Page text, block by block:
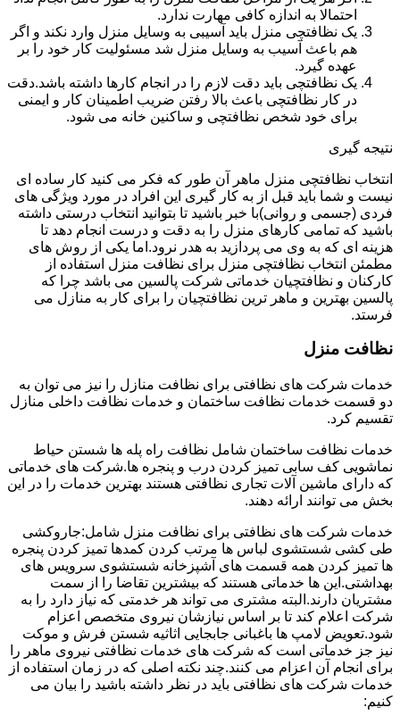
احتمالا به اندازه کافی مهارت ندارد.
یک نظافتچی منزل باید آسیبی به وسایل منزل وارد نکند و اگر
هم باعث آسیب به وسایل منزل شد مسئولیت کار خود را بر
عهده گیرد.
یک نظافتچی باید دقت لازم را در انجام کارها داشته باشد.دقت
در کار نظافتچی باعث بالا رفتن ضریب اطمینان کار و ایمنی
برای خود شخص نظافتچی و ساکنین خانه می شود.
نتیجه گیری
انتخاب نظافتچی منزل ماهر آن طور که فکر می کنید کار ساده ای
نیست و شما باید قبل از به کار گیری این افراد در مورد ویژگی های
فردی (جسمی و روانی)با خبر باشید تا بتوانید انتخاب درستی داشته
باشید که تمامی کارهای منزل را به دقت و درست انجام دهد تا
هزینه ای که به وی می پردازید به هدر نرود.اما یکی از روش های
مطمئن انتخاب نظافتچی منزل برای نظافت منزل استفاده از
کارکنان و نظافتچیان خدماتی شرکت پالسین می باشد چرا که
پالسین بهترین و ماهر ترین نظافتچیان را برای کار به منازل می
فرستد.
نظافت منزل
خدمات شرکت های نظافتی برای نظافت منازل را نیز می توان به
دو قسمت خدمات نظافت ساختمان و خدمات نظافت داخلی منازل
تقسیم کرد.
خدمات نظافت ساختمان شامل نظافت راه پله ها شستن حیاط
نماشویی کف سابی تمیز کردن درب و پنجره ها.شرکت های خدماتی
که دارای ماشین آلات تجاری نظافتی هستند بهترین خدمات را در این
بخش می توانند ارائه دهند.
خدمات شرکت های نظافتی برای نظافت منزل شامل:جاروکشی
طی کشی شستشوی لباس ها مرتب کردن کمدها تمیز کردن پنجره
ها تمیز کردن همه قسمت های آشپزخانه شستشوی سرویس های
بهداشتی.این ها خدماتی هستند که بیشترین تقاضا را از سمت
مشتریان دارند.البته مشتری می تواند هر خدمتی که نیاز دارد را به
شرکت اعلام کند تا بر اساس نیازشان نیروی متخصص اعزام
شود.تعویض لامپ ها باغبانی جابجایی اثاثیه شستن فرش و موکت
نیز جز خدماتی است که شرکت های خدمات نظافتی نیروی ماهر را
برای انجام آن اعزام می کنند.چند نکته اصلی که در زمان استفاده از
خدمات شرکت های نظافتی باید در نظر داشته باشید را بیان می
کنیم: